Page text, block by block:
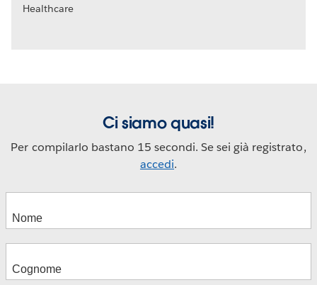
Healthcare
Ci siamo quasi!
Per compilarlo bastano 15 secondi. Se sei già registrato,
accedi.